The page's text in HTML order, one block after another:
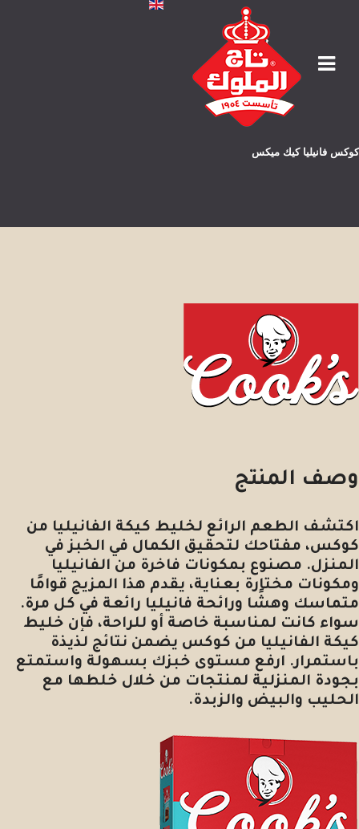
كوكس فانيليا كيك ميكس
وصف المنتج
اكتشف الطعم الرائع لخليط كيكة الفانيليا من
كوكس، مفتاحك لتحقيق الكمال في الخبز في
المنزل. مصنوع بمكونات فاخرة من الفانيليا
ومكونات مختارة بعناية، يقدم هذا المزيج قوامًا
متماسك وهشًا ورائحة فانيليا رائعة في كل مرة.
سواء كانت لمناسبة خاصة أو للراحة، فإن خليط
كيكة الفانيليا من كوكس يضمن نتائج لذيذة
باستمرار. ارفع مستوى خبزك بسهولة واستمتع
بجودة المنزلية لمنتجات من خلال خلطها مع
الحليب والبيض والزبدة.